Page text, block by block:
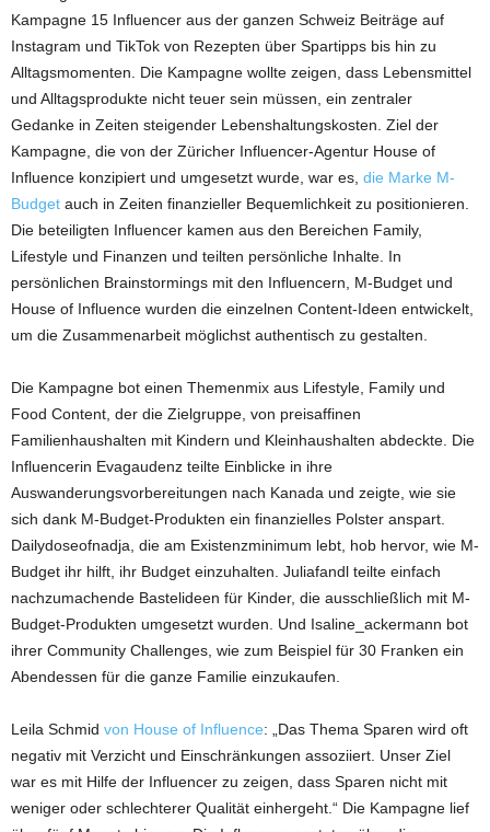
Kampagne 15 Influencer aus der ganzen Schweiz Beiträge auf
Instagram und TikTok von Rezepten über Spartipps bis hin zu
Alltagsmomenten. Die Kampagne wollte zeigen, dass Lebensmittel
und Alltagsprodukte nicht teuer sein müssen, ein zentraler
Gedanke in Zeiten steigender Lebenshaltungskosten. Ziel der
Kampagne, die von der Züricher Influencer-Agentur House of
Influence konzipiert und umgesetzt wurde, war es, die Marke M-
Budget auch in Zeiten finanzieller Bequemlichkeit zu positionieren.
Die beteiligten Influencer kamen aus den Bereichen Family,
Lifestyle und Finanzen und teilten persönliche Inhalte. In
persönlichen Brainstormings mit den Influencern, M-Budget und
House of Influence wurden die einzelnen Content-Ideen entwickelt,
um die Zusammenarbeit möglichst authentisch zu gestalten.
Die Kampagne bot einen Themenmix aus Lifestyle, Family und
Food Content, der die Zielgruppe, von preisaffinen
Familienhaushalten mit Kindern und Kleinhaushalten abdeckte. Die
Influencerin Evagaudenz teilte Einblicke in ihre
Auswanderungsvorbereitungen nach Kanada und zeigte, wie sie
sich dank M-Budget-Produkten ein finanzielles Polster anspart.
Dailydoseofnadja, die am Existenzminimum lebt, hob hervor, wie M-
Budget ihr hilft, ihr Budget einzuhalten. Juliafandl teilte einfach
nachzumachende Bastelideen für Kinder, die ausschließlich mit M-
Budget-Produkten umgesetzt wurden. Und Isaline_ackermann bot
ihrer Community Challenges, wie zum Beispiel für 30 Franken ein
Abendessen für die ganze Familie einzukaufen.
Leila Schmid von House of Influence: „Das Thema Sparen wird oft
negativ mit Verzicht und Einschränkungen assoziiert. Unser Ziel
war es mit Hilfe der Influencer zu zeigen, dass Sparen nicht mit
weniger oder schlechterer Qualität einhergeht.“ Die Kampagne lief